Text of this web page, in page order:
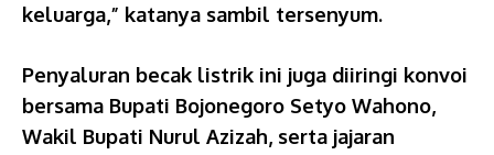
keluarga,” katanya sambil tersenyum.
Penyaluran becak listrik ini juga diiringi konvoi
bersama Bupati Bojonegoro Setyo Wahono,
Wakil Bupati Nurul Azizah, serta jajaran